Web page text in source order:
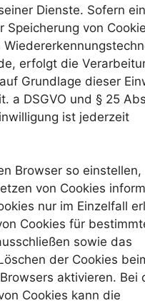
Dienste. Sofern
Speicherung von
erfolgt die
Grundlage dieser
a DSGVO und § 25
ist jederzeit
Browser so einstellen,
von Cookies
nur im Einzelfall
Cookies für
sowie das
der Cookies
aktivieren. Bei
Cookies kann die